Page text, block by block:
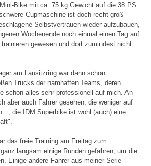
Bike mit ca. 75 kg Gewicht auf die 38 PS
Cupmaschine ist doch recht groß
Selbstvertrauen wieder aufzubauen,
Wochenende noch einmal einen Tag auf
gewesen und dort zumindest nicht
am Lausitzring war dann schon
Trucks der namhaften Teams, deren
schon alles sehr professionell auf mich. An
aber auch Fahrer gesehen, die weniger auf
die IDM Superbike ist wohl (auch) eine
das freie Training am Freitag zum
langsam einige Runden gefahren, um die
Einige andere Fahrer aus meiner Serie